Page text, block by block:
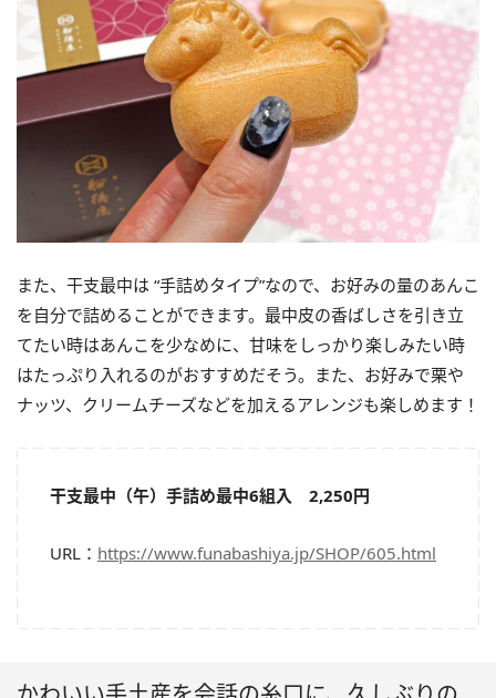
また、干支最中は “手詰めタイプ”なので、お好みの量のあんこ
を自分で詰めることができます。最中皮の香ばしさを引き立
てたい時はあんこを少なめに、甘味をしっかり楽しみたい時
はたっぷり入れるのがおすすめだそう。また、お好みで栗や
ナッツ、クリームチーズなどを加えるアレンジも楽しめます！
干支最中（午）手詰め最中6組入 2,250円
URL： https://www.funabashiya.jp/SHOP/605.html